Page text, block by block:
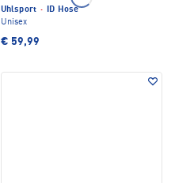
Uhlsport · ID Hose
Unisex
€ 59,99